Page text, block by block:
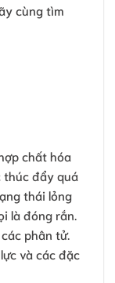
cùng tìm
chất hóa
thúc đẩy quá
thái lỏng
là đóng rắn.
phân tử.
và các đặc